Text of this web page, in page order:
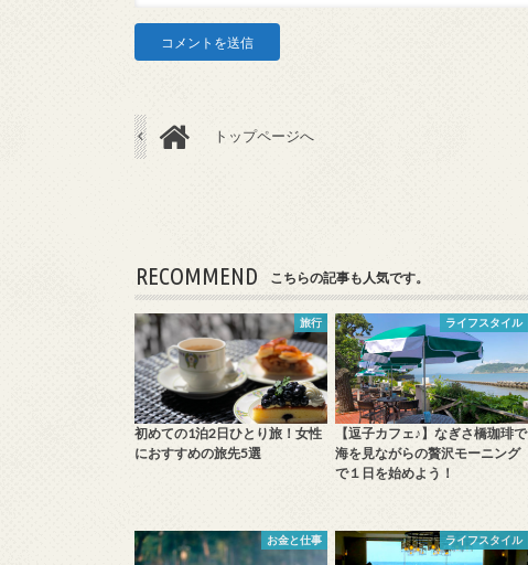
トップページへ
RECOMMEND こちらの記事も人気です。
旅行
初めての1泊2日ひとり旅！女性
におすすめの旅先5選
ライフスタイル
【逗子カフェ♪】なぎさ橋珈琲で
海を見ながらの贅沢モーニング
で１日を始めよう！
お金と仕事 ライフスタイル